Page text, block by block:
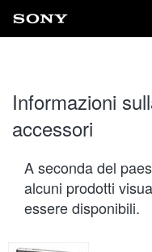
Informazioni
accessori
A seconda del
alcuni prodotti
essere disponibili.